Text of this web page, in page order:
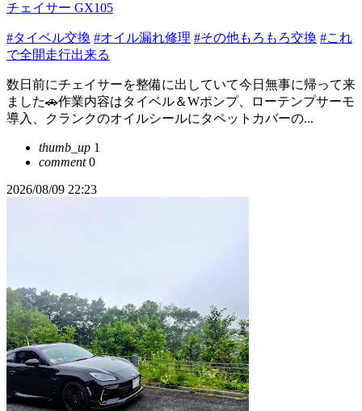
チェイサー GX105
#タイベル交換 #オイル漏れ修理 #その他もろもろ交換 #これ
で全開走行出来る
数日前にチェイサーを整備に出していて今日無事に帰って来
ました🚗作業内容はタイベル＆Wポンプ、ローテンプサーモ
導入、クランクのオイルシールにタペットカバーの...
thumb_up 1
comment0
2026/08/09 22:23